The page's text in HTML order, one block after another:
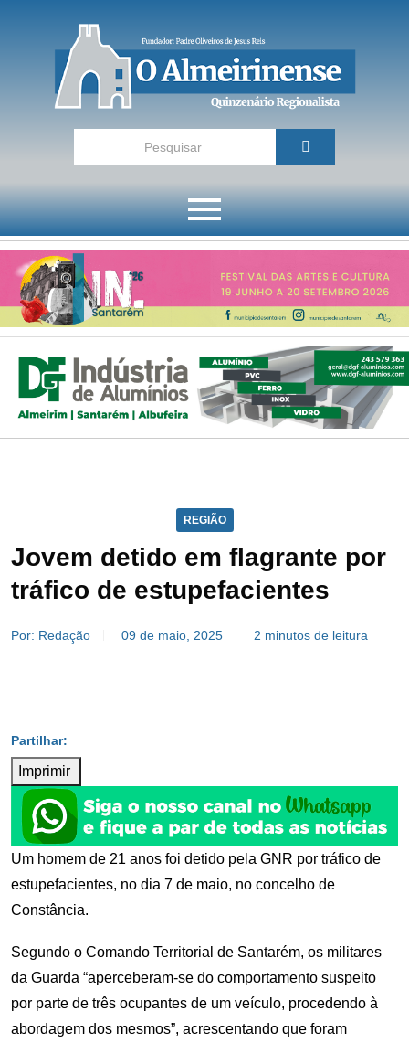
REGIÃO
Jovem detido em flagrante por
tráfico de estupefacientes
Por: Redação 09 de maio, 2025 2 minutos de leitura
Imprimir
Um homem de 21 anos foi detido pela GNR por tráfico de
estupefacientes, no dia 7 de maio, no concelho de
Constância.
Segundo o Comando Territorial de Santarém, os militares
da Guarda “aperceberam-se do comportamento suspeito
por parte de três ocupantes de um veículo, procedendo à
abordagem dos mesmos”, acrescentando que foram